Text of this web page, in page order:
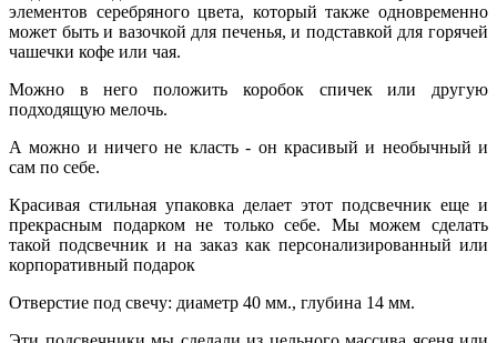
элементов серебряного цвета, который также одновременно
может быть и вазочкой для печенья, и подставкой для горячей
чашечки кофе или чая.
Можно в него положить коробок спичек или другую
подходящую мелочь.
А можно и ничего не класть - он красивый и необычный и
сам по себе.
Красивая стильная упаковка делает этот подсвечник еще и
прекрасным подарком не только себе. Мы можем сделать
такой подсвечник и на заказ как персонализированный или
корпоративный подарок
Отверстие под свечу: диаметр 40 мм., глубина 14 мм.